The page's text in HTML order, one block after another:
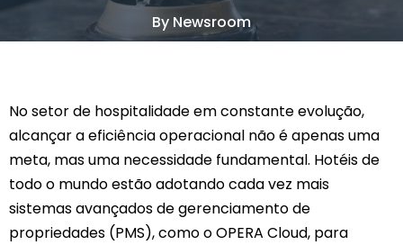
By Newsroom
No setor de hospitalidade em constante evolução,
alcançar a eficiência operacional não é apenas uma
meta, mas uma necessidade fundamental. Hotéis de
todo o mundo estão adotando cada vez mais
sistemas avançados de gerenciamento de
propriedades (PMS), como o OPERA Cloud, para